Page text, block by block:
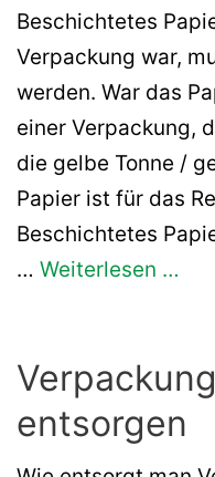
Beschichtetes
Verpackung war,
werden. War das
einer Verpackung,
die gelbe Tonne /
Papier ist für das
Beschichtetes
… Weiterlesen …
entsorgen